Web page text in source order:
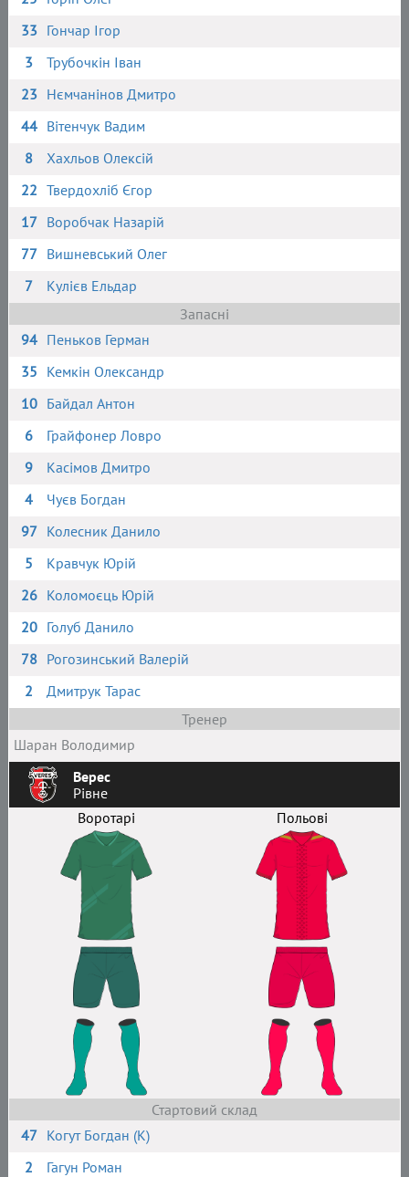
33 Гончар Ігор
3
Трубочкін Іван
23 Нємчанінов Дмитро
44 Вітенчук Вадим
8
Хахльов Олексій
22 Твердохліб Єгор
17 Воробчак Назарій
77 Вишневський Олег
7
Кулієв Ельдар
Запасні
94 Пеньков Герман
35 Кемкін Олександр
10 Байдал Антон
6
Грайфонер Ловро
9
Касімов Дмитро
4
Чуєв Богдан
97 Колесник Данило
5
Кравчук Юрій
26 Коломоєць Юрій
20 Голуб Данило
78 Рогозинський Валерій
2
Дмитрук Тарас
Тренер
Шаран Володимир
Верес
Рівне
Воротарі
Польові
Стартовий склад
47 Когут Богдан (К)
2
Гагун Роман